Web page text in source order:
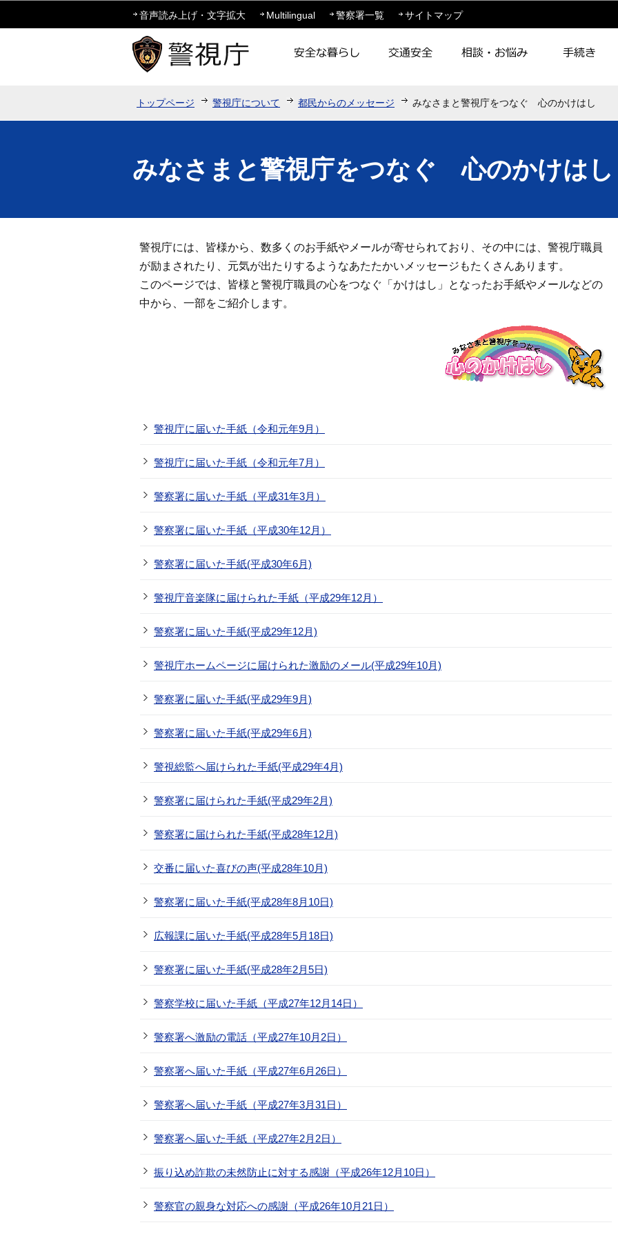
このページの本文へ移動
音声読み上げ・文字拡大 Multilingual 警察署一覧 サイトマップ
トップページ 警視庁について 都民からのメッセージ みなさまと警視庁をつなぐ 心のかけはし
みなさまと警視庁をつなぐ 心のかけはし
警視庁には、皆様から、数多くのお手紙やメールが寄せられており、その中には、警視庁職員
が励まされたり、元気が出たりするようなあたたかいメッセージもたくさんあります。
このページでは、皆様と警視庁職員の心をつなぐ「かけはし」となったお手紙やメールなどの
中から、一部をご紹介します。
警視庁に届いた手紙（令和元年9月）
警視庁に届いた手紙（令和元年7月）
警察署に届いた手紙（平成31年3月）
警察署に届いた手紙（平成30年12月）
警察署に届いた手紙(平成30年6月)
警視庁音楽隊に届けられた手紙（平成29年12月）
警察署に届いた手紙(平成29年12月)
警視庁ホームページに届けられた激励のメール(平成29年10月)
警察署に届いた手紙(平成29年9月)
警察署に届いた手紙(平成29年6月)
警視総監へ届けられた手紙(平成29年4月)
警察署に届けられた手紙(平成29年2月)
警察署に届けられた手紙(平成28年12月)
交番に届いた喜びの声(平成28年10月)
警察署に届いた手紙(平成28年8月10日)
広報課に届いた手紙(平成28年5月18日)
警察署に届いた手紙(平成28年2月5日)
警察学校に届いた手紙（平成27年12月14日）
警察署へ激励の電話（平成27年10月2日）
警察署へ届いた手紙（平成27年6月26日）
警察署へ届いた手紙（平成27年3月31日）
警察署へ届いた手紙（平成27年2月2日）
振り込め詐欺の未然防止に対する感謝（平成26年12月10日）
警察官の親身な対応への感謝（平成26年10月21日）